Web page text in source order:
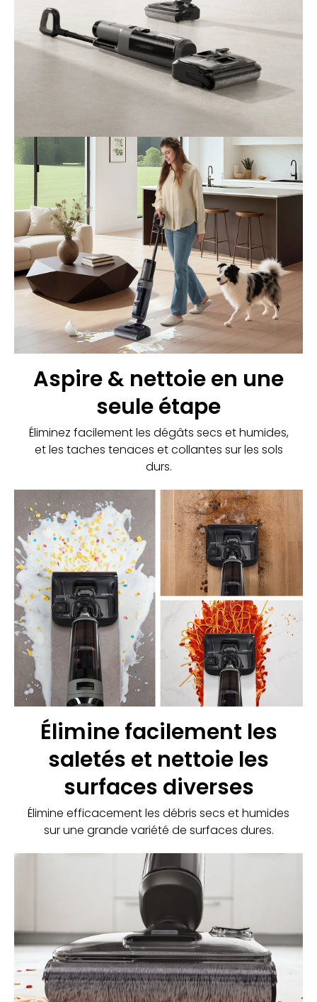
Aspire & nettoie en une
seule étape
Éliminez facilement les dégâts secs et humides,
et les taches tenaces et collantes sur les sols
durs.
Élimine facilement les
saletés et nettoie les
surfaces diverses
Élimine efficacement les débris secs et humides
sur une grande variété de surfaces dures.